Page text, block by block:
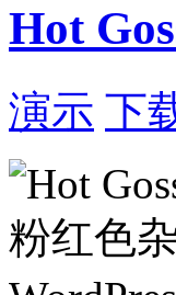
Hot
演示 下